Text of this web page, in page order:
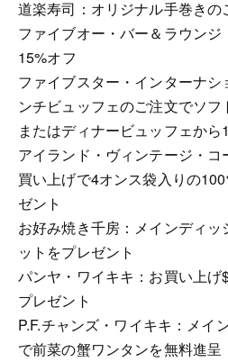
道楽寿司：オリジナル手巻き
ファイブオー・バー＆ラウン
15%オフ
ファイブスター・インターナ
ンチビュッフェのご注文でソフ
またはディナービュッフェから
アイランド・ヴィンテージ・
買い上げで4オンス袋入りの
ゼント
お好み焼き千房：メインディ
ットをプレゼント
パンヤ・ワイキキ：お買い上
プレゼント
P.F.チャンズ・ワイキキ：メイ
で前菜の蟹ワンタンを無料進呈